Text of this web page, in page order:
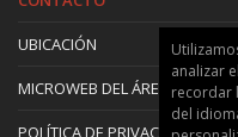
UBICACIÓN
MICROWEB DEL ÁREA
POLÍTICA DE PRIVACIDAD Y
analizar
recordar
del